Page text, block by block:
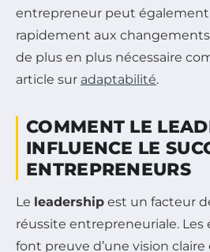
entrepreneur peut également
rapidement aux
de plus en plus nécessaire
article sur adaptabilité.
COMMENT LE
INFLUENCE LE
ENTREPRENEURS
Le leadership est un facteur
réussite entrepreneuriale.
font preuve d’une vision claire